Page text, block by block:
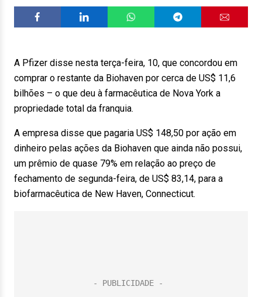
A Pfizer disse nesta terça-feira, 10, que concordou em
comprar o restante da Biohaven por cerca de US$ 11,6
bilhões – o que deu à farmacêutica de Nova York a
propriedade total da franquia.
A empresa disse que pagaria US$ 148,50 por ação em
dinheiro pelas ações da Biohaven que ainda não possui,
um prêmio de quase 79% em relação ao preço de
fechamento de segunda-feira, de US$ 83,14, para a
biofarmacêutica de New Haven, Connecticut.